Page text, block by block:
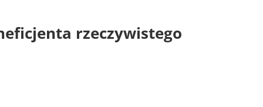
rzeczywistego